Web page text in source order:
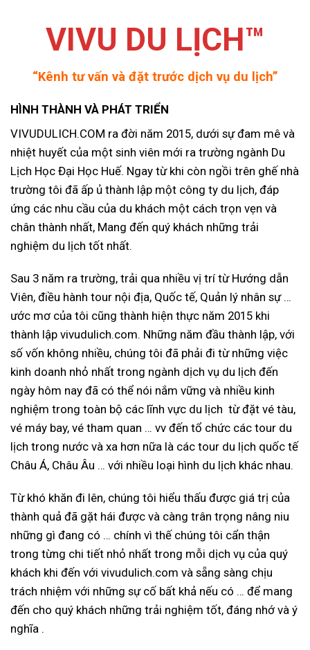
VIVU DU LỊCH™
“Kênh tư vấn và đặt trước dịch vụ du lịch”
HÌNH THÀNH VÀ PHÁT TRIỂN
VIVUDULICH.COM ra đời năm 2015, dưới sự đam mê và
nhiệt huyết của một sinh viên mới ra trường ngành Du
Lịch Học Đại Học Huế. Ngay từ khi còn ngồi trên ghế nhà
trường tôi đã ấp ủ thành lập một công ty du lịch, đáp
ứng các nhu cầu của du khách một cách trọn vẹn và
chân thành nhất, Mang đến quý khách những trải
nghiệm du lịch tốt nhất.
Sau 3 năm ra trường, trải qua nhiều vị trí từ Hướng dẫn
Viên, điều hành tour nội địa, Quốc tế, Quản lý nhân sự …
ước mơ của tôi cũng thành hiện thực năm 2015 khi
thành lập vivudulich.com. Những năm đầu thành lập, với
số vốn không nhiều, chúng tôi đã phải đi từ những việc
kinh doanh nhỏ nhất trong ngành dịch vụ du lịch đến
ngày hôm nay đã có thể nói nắm vững và nhiều kinh
nghiệm trong toàn bộ các lĩnh vực du lịch từ đặt vé tàu,
vé máy bay, vé tham quan … vv đến tổ chức các tour du
lịch trong nước và xa hơn nữa là các tour du lịch quốc tế
Châu Á, Châu Âu … với nhiều loại hình du lịch khác nhau.
Từ khó khăn đi lên, chúng tôi hiểu thấu được giá trị của
thành quả đã gặt hái được và càng trân trọng nâng niu
những gì đang có … chính vì thế chúng tôi cẩn thận
trong từng chi tiết nhỏ nhất trong mỗi dịch vụ của quý
khách khi đến với vivudulich.com và sẵng sàng chịu
trách nhiệm với những sự cố bất khả nếu có … để mang
đến cho quý khách những trải nghiệm tốt, đáng nhớ và ý
nghĩa .